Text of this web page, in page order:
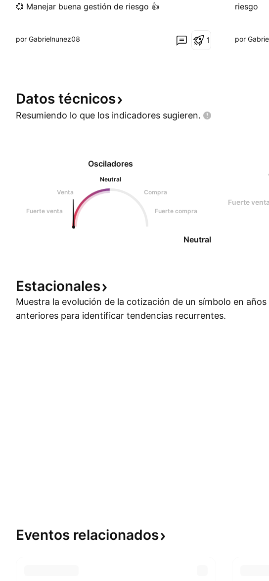
💞 Manejar buena gestión de riesgo 👍
por Gabrielnunez08 1
riesgo
por
Datos técnicos
Resumiendo lo que los indicadores sugieren.
Osciladores
Neutral
Venta
Compra
Fuerte venta Fuerte compra
Neutral
Fuerte venta
Estacionales
Muestra la evolución de la cotización de un símbolo en años
anteriores para identificar tendencias recurrentes.
Eventos relacionados